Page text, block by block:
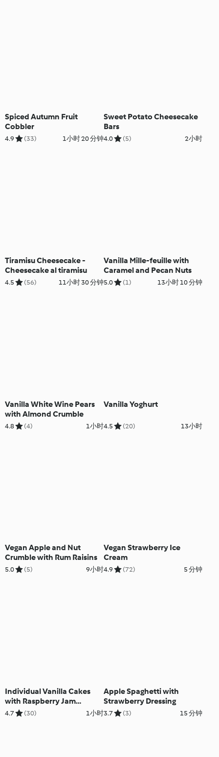
Spiced Autumn Fruit
Cobbler
4.9 (33) 1小时 20 分钟
Sweet Potato Cheesecake
Bars
4.0 (5) 2小时
Tiramisu Cheesecake -
Cheesecake al tiramisu
4.5 (56) 11小时 30 分钟
Vanilla Mille-feuille with
Caramel and Pecan Nuts
5.0 (1) 13小时 10 分钟
Vanilla White Wine Pears
with Almond Crumble
4.8 (4) 1小时
Vanilla Yoghurt
4.5 (20) 13小时
Vegan Apple and Nut
Crumble with Rum Raisins
5.0 (5) 9小时
Vegan Strawberry Ice
Cream
4.9 (72) 5 分钟
Individual Vanilla Cakes
with Raspberry Jam
Topping
4.7 (30) 1小时
Apple Spaghetti with
Strawberry Dressing
3.7 (3) 15 分钟